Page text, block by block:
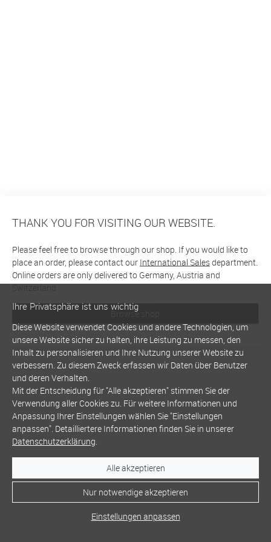
THANK YOU FOR VISITING OUR WEBSITE.
Please feel free to browse through our shop. If you would like to
place an order, please contact our International Salesdepartment.
Online orders are only delivered to Germany, Austria and
Switzerland
Browse shop
Ihre Privatsphäre ist uns wichtig
Diese Website verwendet Cookies und andere Technologien, um
unsere Website sicher zu halten, ihre Leistung zu messen, den
Inhalt zu personalisieren und Ihre Nutzung unserer Website zu
verbessern. Zu diesem Zweck erfassen wir Daten über Benutzer
und deren Verhalten.
Mit der Entscheidung für "Alle akzeptieren" stimmen Sie der
Verwendung aller Cookies zu. Für weitere Informationen und
Anpassung Ihrer Einstellungen wählen Sie "Einstellungen
anpassen". Detailliertere Informationen finden Sie in unserer
Datenschutzerklärung.
Alle akzeptieren
Nur notwendige akzeptieren
Einstellungen anpassen